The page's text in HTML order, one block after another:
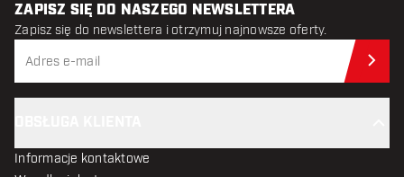
ZAPISZ SIĘ DO NASZEGO NEWSLETTERA
Zapisz się do newslettera i otrzymuj najnowsze oferty.
Informacje kontaktowe